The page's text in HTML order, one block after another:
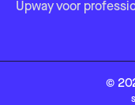
Upway voor
©